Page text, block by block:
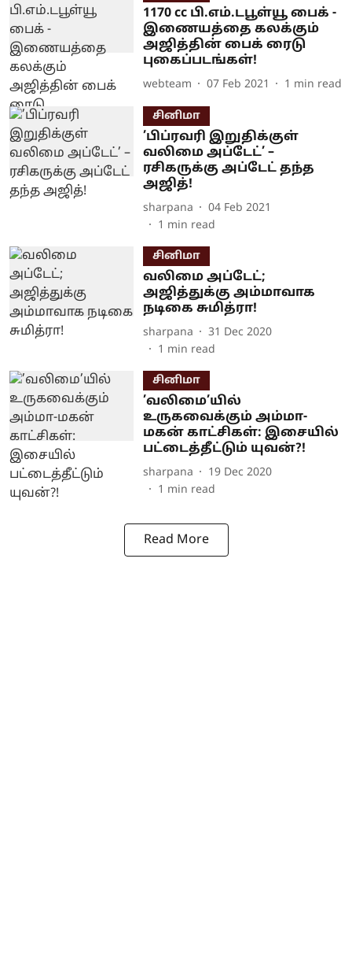
1170 cc பி.எம்.டபூள்யூ பைக் -
இணையத்தை கலக்கும்
அஜித்தின் பைக் ரைடு
புகைப்படங்கள்!
webteam 07 Feb 2021 1 min read
சினிமா
’பிப்ரவரி இறுதிக்குள்
வலிமை அப்டேட்’ –
ரசிகருக்கு அப்டேட் தந்த
அஜித்!
sharpana
04 Feb 2021
1 min read
சினிமா
வலிமை அப்டேட்;
அஜித்துக்கு அம்மாவாக
நடிகை சுமித்ரா!
sharpana
31 Dec 2020
1 min read
சினிமா
’வலிமை’யில்
உருகவைக்கும் அம்மா-
மகன் காட்சிகள்: இசையில்
பட்டைத்தீட்டும் யுவன்?!
sharpana
19 Dec 2020
1 min read
Read More